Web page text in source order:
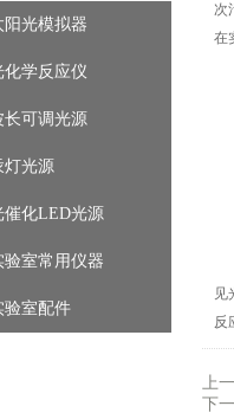
阳光模拟器
化学反应仪
长可调光源
灯光源
催化LED光源
验室常用仪器
验室配件
次
在
●
●
●
●
●
●
见
反
上
下